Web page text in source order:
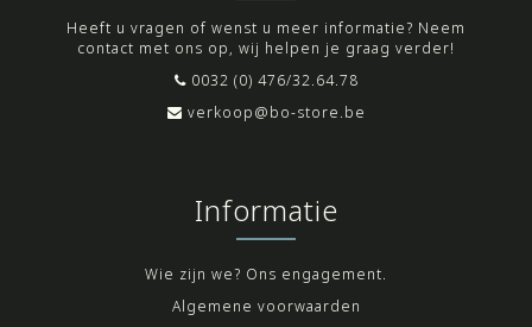
Heeft u vragen of wenst u meer informatie? Neem
contact met ons op, wij helpen je graag verder!
0032 (0) 476/32.64.78
verkoop@bo-store.be
Informatie
Wie zijn we? Ons engagement.
Algemene voorwaarden